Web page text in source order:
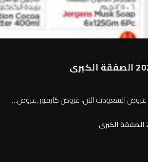
عروض السعودية الان، عروض كارفور ,عروض…